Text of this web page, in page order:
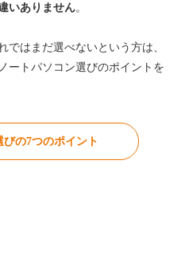
いありません。
ではまだ選べないという方は、
ートパソコン選びのポイントを
びの7つのポイント